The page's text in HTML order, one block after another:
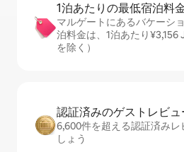
1泊あたりの最⁠低⁠宿⁠泊⁠料⁠
マルゲートにあるバケーシ
泊料金は、1泊あたり¥3,156
を除く）
認証済みのゲ⁠ス⁠ト⁠レ⁠ビ⁠ュ⁠
6,600件を超える認証済みレ
しょう